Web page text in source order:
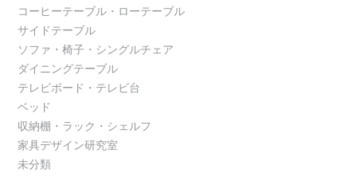
コーヒーテーブル・ローテーブル
サイドテーブル
ソファ・椅子・シングルチェア
ダイニングテーブル
テレビボード・テレビ台
ベッド
収納棚・ラック・シェルフ
家具デザイン研究室
未分類